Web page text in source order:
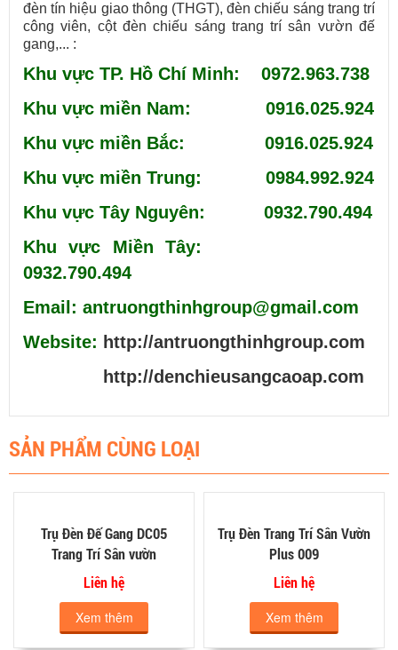
đèn tín hiệu giao thông (THGT), đèn chiếu sáng trang trí
công viên, cột đèn chiếu sáng trang trí sân vườn đế
gang,... :
Khu vực TP. Hồ Chí Minh: 0972.963.738
Khu vực miền Nam: 0916.025.924
Khu vực miền Bắc: 0916.025.924
Khu vực miền Trung: 0984.992.924
Khu vực Tây Nguyên: 0932.790.494
Khu vực Miền Tây:
0932.790.494
Email: antruongthinhgroup@gmail.com
Website: http://antruongthinhgroup.com
http://denchieusangcaoap.com
SẢN PHẨM CÙNG LOẠI
Trụ Đèn Đế Gang DC05
Trang Trí Sân vườn
Liên hệ
Xem thêm
Trụ Đèn Trang Trí Sân Vườn
Plus 009
Liên hệ
Xem thêm